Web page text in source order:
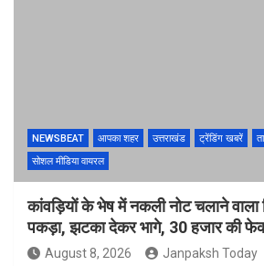
NEWSBEAT आपका शहर उत्तराखंड ट्रेंडिंग खबरें
सोशल मीडिया वायरल
कांवड़ियों के भेष में नकली नोट चलाने वाला
पकड़ा, झटका देकर भागे, 30 हजार की
August 8, 2026 Janpaksh Today